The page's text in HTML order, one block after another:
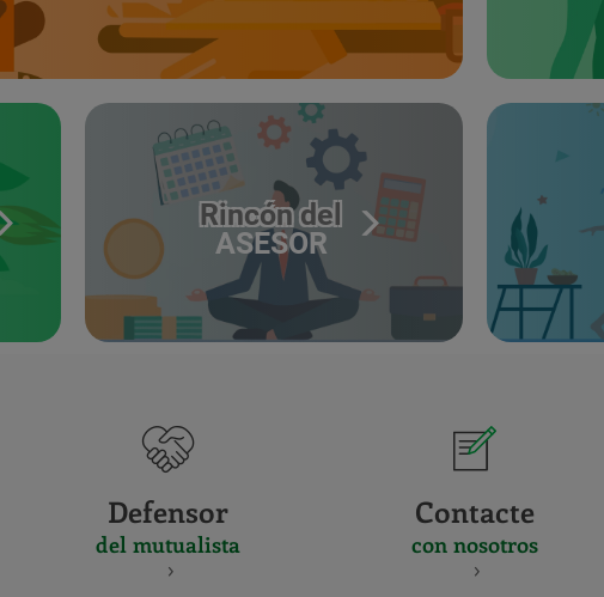
Rincón del
ASESOR
Defensor
del mutualista
Contacte
con nosotros